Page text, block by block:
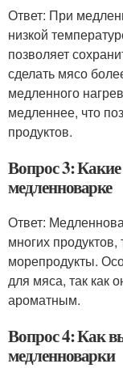
Ответ: При
низкой
позволяет
сделать мясо
медленного
медленнее, что
продуктов.
Вопрос 3:
медленноварке
Ответ:
многих
морепродукты.
для мяса, так как
ароматным.
Вопрос 4: Как
медленноварки